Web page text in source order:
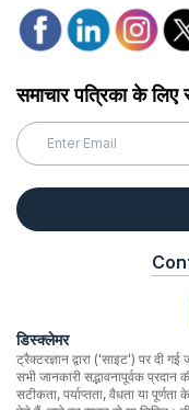
समाचार पत्रिका के
डिस्क्लेमर
ट्रैक्टरज्ञान द्वारा ('साइट') पर दी
सभी जानकारी सद्भावनापूर्वक प्रदान
सटीकता, पर्याप्तता, वैधता या पूर्णता